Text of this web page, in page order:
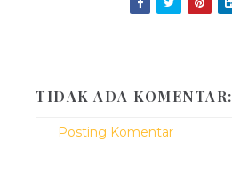
TIDAK ADA KOMENTAR:
Posting Komentar